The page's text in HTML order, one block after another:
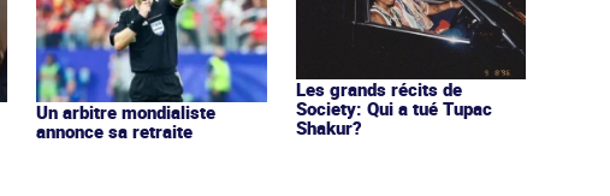
Un arbitre mondialiste
annonce sa retraite
Les grands récits de
Society: Qui a tué Tupac
Shakur?